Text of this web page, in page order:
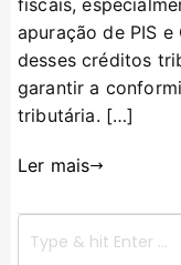
apuração de PIS e
desses créditos
garantir a
tributária. […]
Ler mais